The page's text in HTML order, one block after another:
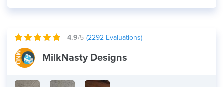
4.9/5 (2292 Evaluations)
MilkNasty Designs